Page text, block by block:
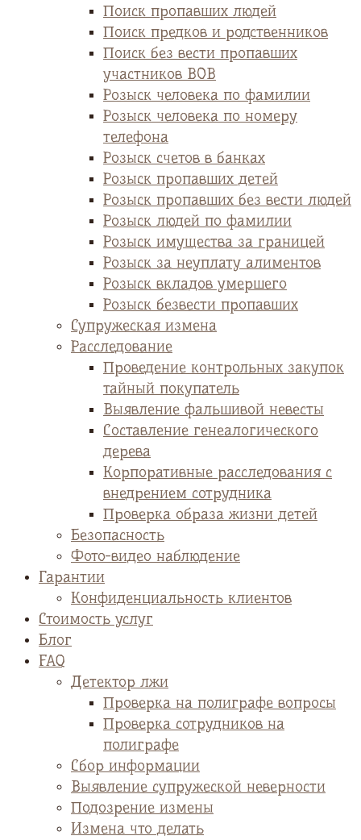
Поиск пропавших людей
Поиск предков и родственников
Поиск без вести пропавших
участников ВОВ
Розыск человека по фамилии
Розыск человека по номеру
телефона
Розыск счетов в банках
Розыск пропавших детей
Розыск пропавших без вести людей
Розыск людей по фамилии
Розыск имущества за границей
Розыск за неуплату алиментов
Розыск вкладов умершего
Розыск безвести пропавших
Супружеская измена
Расследование
Проведение контрольных закупок
тайный покупатель
Выявление фальшивой невесты
Cоставление генеалогического
дерева
Корпоративные расследования с
внедрением сотрудника
Проверка образа жизни детей
Безопасность
Фото-видео наблюдение
Гарантии
Конфиденциальность клиентов
Стоимость услуг
Блог
FAQ
Детектор лжи
Проверка на полиграфе вопросы
Проверка сотрудников на
полиграфе
Сбор информации
Выявление супружеской неверности
Подозрение измены
Измена что делать